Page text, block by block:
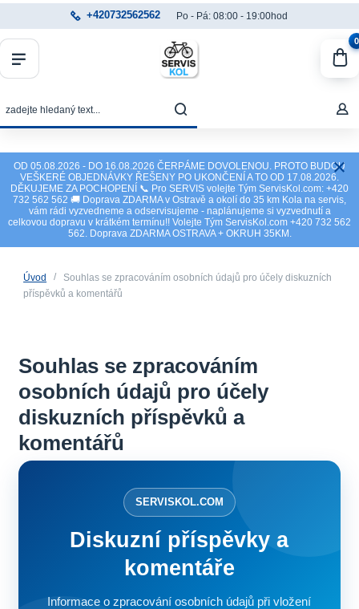
OD 05.08.2026 - DO 16.08.2026 ČERPÁME DOVOLENOU. PROTO BUDOU
VEŠKERÉ OBJEDNÁVKY ŘEŠENY PO UKONČENÍ A TO OD 17.08.2026.
DĚKUJEME ZA POCHOPENÍ 📞 Pro SERVIS volejte Tým ServisKol.com: +420
732 562 562 🚚 Doprava ZDARMA v Ostravě a okolí do 35 km Kola na servis,
vám rádi vyzvedneme a odservisujeme - naplánujeme si vyzvednutí a
celkovou dopravu v krátkém termínu!! Volejte Tým ServisKol.com +420 732 562
562. Doprava ZDARMA OSTRAVA + OKRUH 35KM.
+420732562562 Po - Pá: 08:00 - 19:00hod
0
Úvod
Souhlas se zpracováním osobních údajů pro účely diskuzních
příspěvků a komentářů
Souhlas se zpracováním
osobních údajů pro účely
diskuzních příspěvků a
komentářů
SERVISKOL.COM
Diskuzní příspěvky a
komentáře
Informace o zpracování osobních údajů při vložení